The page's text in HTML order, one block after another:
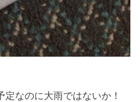
なのに大雨ではないか！